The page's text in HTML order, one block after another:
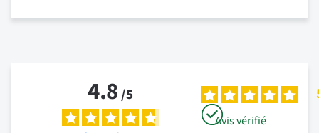
4.8/5
Avis vérifié